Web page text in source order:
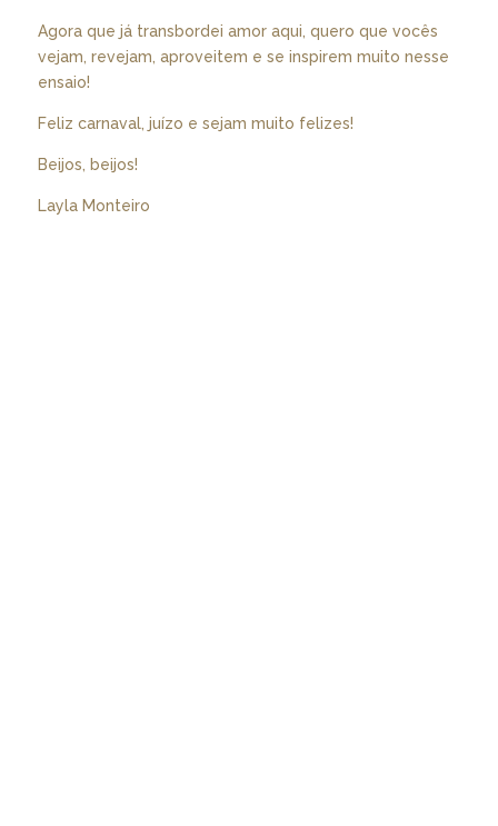
Agora que já transbordei amor aqui, quero que vocês
vejam, revejam, aproveitem e se inspirem muito nesse
ensaio!
Feliz carnaval, juízo e sejam muito felizes!
Beijos, beijos!
Layla Monteiro